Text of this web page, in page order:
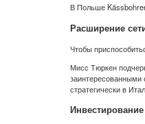
В Польше
Расширение
Чтобы
Мисс Тюркен
заинтересованными
стратегически в